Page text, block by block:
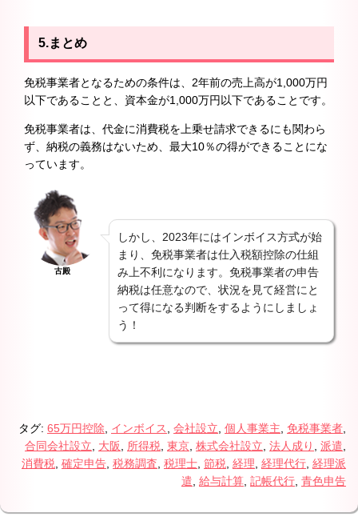
5.まとめ
免税事業者となるための条件は、2年前の売上高が1,000万円
以下であることと、資本金が1,000万円以下であることです。
免税事業者は、代金に消費税を上乗せ請求できるにも関わら
ず、納税の義務はないため、最大10％の得ができることにな
っています。
古殿
しかし、2023年にはインボイス方式が始
まり、免税事業者は仕入税額控除の仕組
み上不利になります。免税事業者の申告
納税は任意なので、状況を見て経営にと
って得になる判断をするようにしましょ
う！
タグ: 65万円控除, インボイス, 会社設立, 個人事業主, 免税事業者,
合同会社設立, 大阪, 所得税, 東京, 株式会社設立, 法人成り , 派遣,
消費税, 確定申告, 税務調査, 税理士, 節税, 経理, 経理代行, 経理派
遣, 給与計算, 記帳代行, 青色申告